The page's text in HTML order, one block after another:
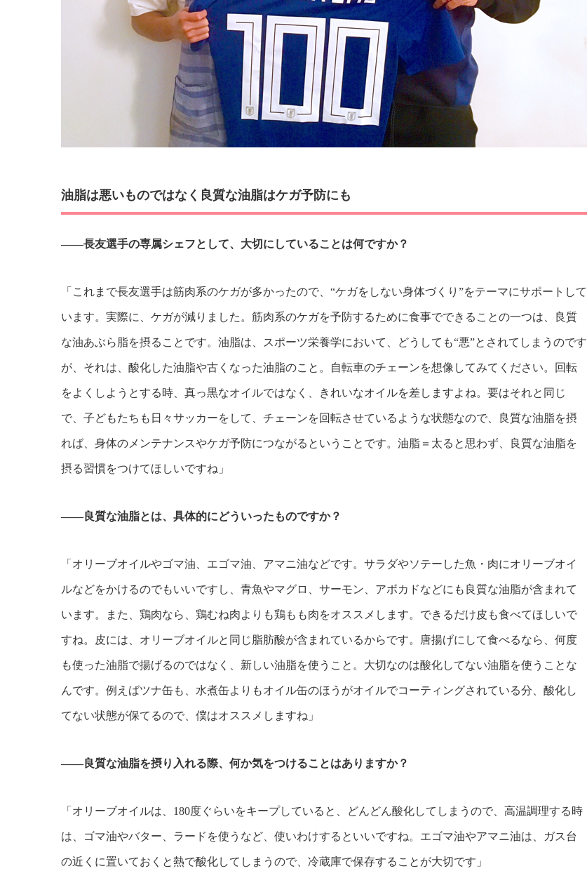
油脂は悪いものではなく良質な油脂はケガ予防にも
――長友選手の専属シェフとして、大切にしていることは何ですか？
「これまで長友選手は筋肉系のケガが多かったので、“ケガをしない身体づくり”をテーマにサポートして
います。実際に、ケガが減りました。筋肉系のケガを予防するために食事でできることの一つは、良質
な油あぶら脂を摂ることです。油脂は、スポーツ栄養学において、どうしても“悪”とされてしまうのです
が、それは、酸化した油脂や古くなった油脂のこと。自転車のチェーンを想像してみてください。回転
をよくしようとする時、真っ黒なオイルではなく、きれいなオイルを差しますよね。要はそれと同じ
で、子どもたちも日々サッカーをして、チェーンを回転させているような状態なので、良質な油脂を摂
れば、身体のメンテナンスやケガ予防につながるということです。油脂＝太ると思わず、良質な油脂を
摂る習慣をつけてほしいですね」
――良質な油脂とは、具体的にどういったものですか？
「オリーブオイルやゴマ油、エゴマ油、アマニ油などです。サラダやソテーした魚・肉にオリーブオイ
ルなどをかけるのでもいいですし、青魚やマグロ、サーモン、アボカドなどにも良質な油脂が含まれて
います。また、鶏肉なら、鶏むね肉よりも鶏もも肉をオススメします。できるだけ皮も食べてほしいで
すね。皮には、オリーブオイルと同じ脂肪酸が含まれているからです。唐揚げにして食べるなら、何度
も使った油脂で揚げるのではなく、新しい油脂を使うこと。大切なのは酸化してない油脂を使うことな
んです。例えばツナ缶も、水煮缶よりもオイル缶のほうがオイルでコーティングされている分、酸化し
てない状態が保てるので、僕はオススメしますね」
――良質な油脂を摂り入れる際、何か気をつけることはありますか？
「オリーブオイルは、180度ぐらいをキープしていると、どんどん酸化してしまうので、高温調理する時
は、ゴマ油やバター、ラードを使うなど、使いわけするといいですね。エゴマ油やアマニ油は、ガス台
の近くに置いておくと熱で酸化してしまうので、冷蔵庫で保存することが大切です」